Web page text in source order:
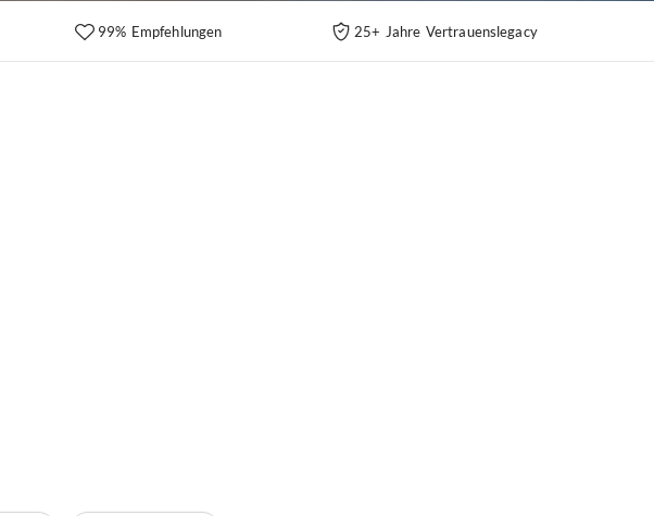
99% Empfehlungen 25+ Jahre Vertrauenslegacy